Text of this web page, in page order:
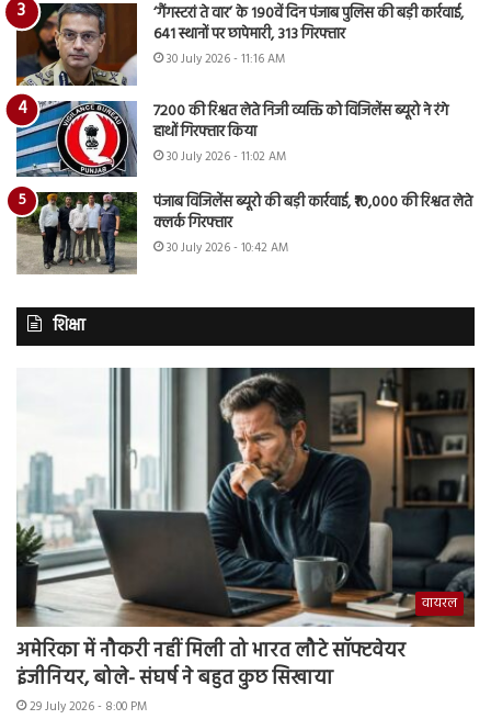
‘गैंगस्टरां ते वार’ के 190वें दिन पंजाब पुलिस की बड़ी कार्रवाई,
641 स्थानों पर छापेमारी, 313 गिरफ्तार
30 July 2026 - 11:16 AM
7200 की रिश्वत लेते निजी व्यक्ति को विजिलेंस ब्यूरो ने रंगे
हाथों गिरफ्तार किया
30 July 2026 - 11:02 AM
पंजाब विजिलेंस ब्यूरो की बड़ी कार्रवाई, ₹10,000 की रिश्वत लेते
क्लर्क गिरफ्तार
30 July 2026 - 10:42 AM
शिक्षा
वायरल
अमेरिका में नौकरी नहीं मिली तो भारत लौटे सॉफ्टवेयर
इंजीनियर, बोले- संघर्ष ने बहुत कुछ सिखाया
29 July 2026 - 8:00 PM